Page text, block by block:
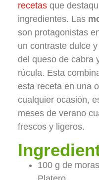
recetasque
ingredientes. Las
son protagonistas
un contraste dulce
del queso de cabra
rúcula. Esta
esta receta en una
cualquier ocasión,
meses de verano
frescos y ligeros.
100 g de